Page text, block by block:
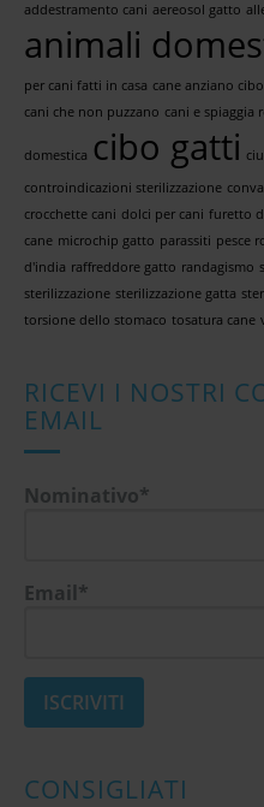
addestramento cani aereosol gatto
animali
per cani fatti in casa cane anziano cibo
cani che non puzzano cani e spiaggia
domestica cibo gatti
controindicazioni sterilizzazione
crocchette cani dolci per cani furetto
cane microchip gatto parassiti pesce
d'india raffreddore gatto randagismo
sterilizzazione sterilizzazione gatta
torsione dello stomaco tosatura cane
RICEVI I NOSTRI
EMAIL
Nominativo*
Email*
CONSIGLIATI